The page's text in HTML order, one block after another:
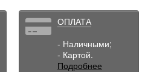
ОПЛАТА
- Наличными;
- Картой.
Подробнее